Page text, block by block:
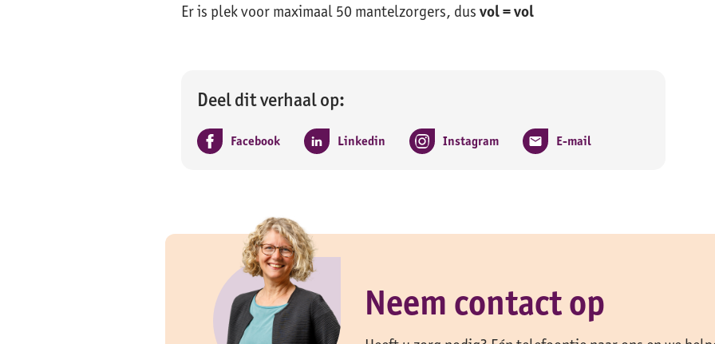
Er is plek voor maximaal 50 mantelzorgers, dus vol = vol
Deel dit verhaal op:
Facebook Linkedin Instagram E-mail
Neem contact op